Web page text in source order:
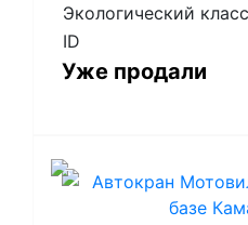
Экологический класс
ID
Уже продали